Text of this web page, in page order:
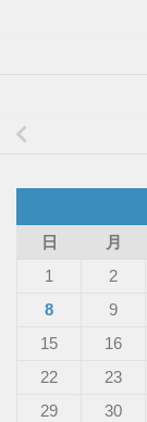
日
月
1
2
8
9
15
16
22
23
29
30